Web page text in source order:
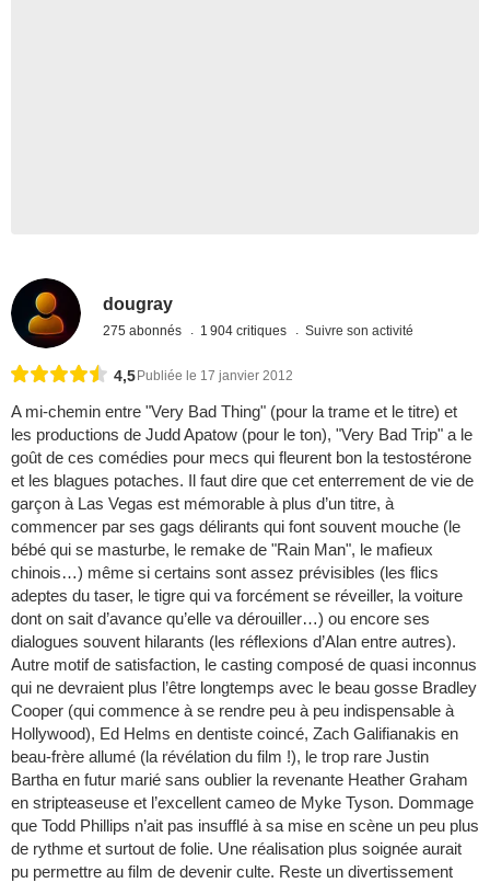
dougray
275 abonnés 1 904 critiques Suivre son activité
4,5 Publiée le 17 janvier 2012
A mi-chemin entre "Very Bad Thing" (pour la trame et le titre) et
les productions de Judd Apatow (pour le ton), "Very Bad Trip" a le
goût de ces comédies pour mecs qui fleurent bon la testostérone
et les blagues potaches. Il faut dire que cet enterrement de vie de
garçon à Las Vegas est mémorable à plus d’un titre, à
commencer par ses gags délirants qui font souvent mouche (le
bébé qui se masturbe, le remake de "Rain Man", le mafieux
chinois…) même si certains sont assez prévisibles (les flics
adeptes du taser, le tigre qui va forcément se réveiller, la voiture
dont on sait d’avance qu’elle va dérouiller…) ou encore ses
dialogues souvent hilarants (les réflexions d’Alan entre autres).
Autre motif de satisfaction, le casting composé de quasi inconnus
qui ne devraient plus l’être longtemps avec le beau gosse Bradley
Cooper (qui commence à se rendre peu à peu indispensable à
Hollywood), Ed Helms en dentiste coincé, Zach Galifianakis en
beau-frère allumé (la révélation du film !), le trop rare Justin
Bartha en futur marié sans oublier la revenante Heather Graham
en stripteaseuse et l’excellent cameo de Myke Tyson. Dommage
que Todd Phillips n’ait pas insufflé à sa mise en scène un peu plus
de rythme et surtout de folie. Une réalisation plus soignée aurait
pu permettre au film de devenir culte. Reste un divertissement